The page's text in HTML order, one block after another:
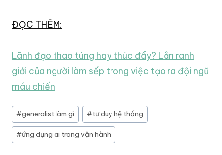
ĐỌC THÊM:
Lãnh đạo thao túng hay thúc đẩy? Lằn ranh
giới của người làm sếp trong việc tạo ra đội ngũ
máu chiến
Post
Tags:
#generalist làm gì #tư duy hệ thống
#ứng dụng ai trong vận hành